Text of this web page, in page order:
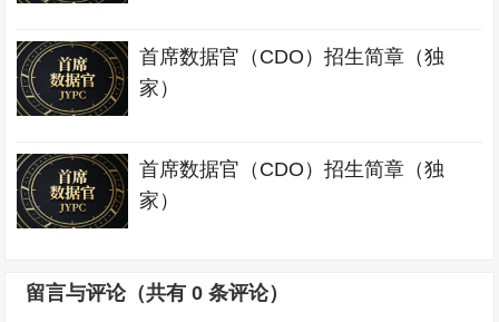
首席数据官（CDO）招生简章（独
家）
首席数据官（CDO）招生简章（独
家）
留言与评论（共有0 条评论）